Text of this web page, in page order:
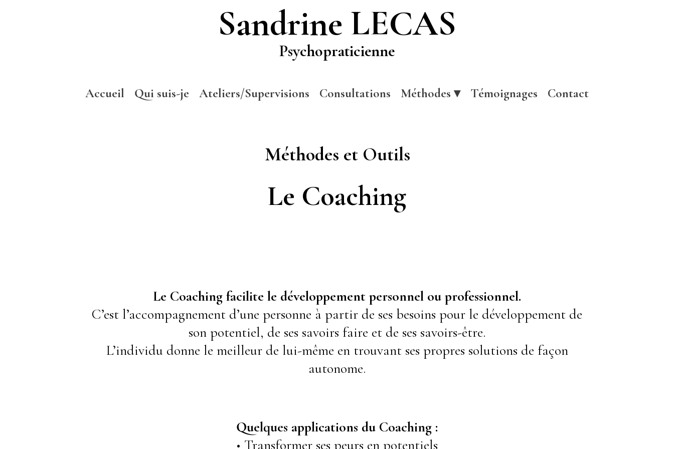
Sandrine LECAS
Psychopraticienne
Accueil Qui suis-je Ateliers/Supervisions Consultations Méthodes ▾ Témoignages Contact
Méthodes et Outils
Le Coaching facilite le développement personnel ou professionnel.
C’est l’accompagnement d’une personne à partir de ses besoins pour le développement de
son potentiel, de ses savoirs faire et de ses savoirs-être.
L’individu donne le meilleur de lui-même en trouvant ses propres solutions de façon
autonome.
Le Coaching
Quelques applications du Coaching :
• Transformer ses peurs en potentiels